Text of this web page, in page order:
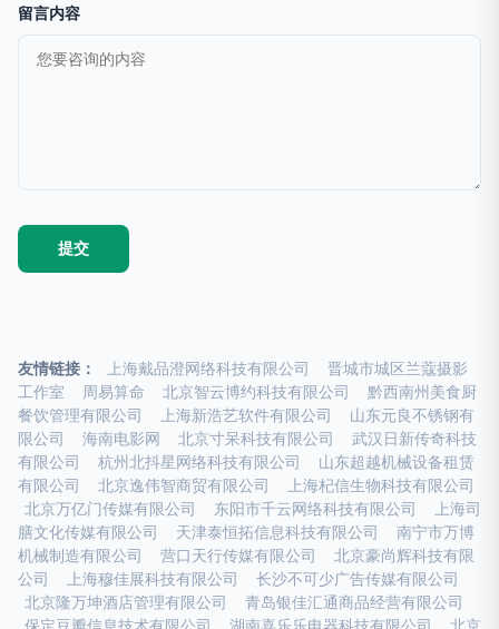
留言内容
友情链接： 上海戴品澄网络科技有限公司
晋城市城区兰蔻摄影
工作室
周易算命 北京智云博约科技有限公司
黔西南州美食厨
餐饮管理有限公司
上海新浩艺软件有限公司
山东元良不锈钢有
限公司
海南电影网 北京寸呆科技有限公司
武汉日新传奇科技
有限公司
杭州北抖星网络科技有限公司
山东超越机械设备租赁
有限公司
北京逸伟智商贸有限公司
上海杞信生物科技有限公司
北京万亿门传媒有限公司
东阳市千云网络科技有限公司
上海司
膳文化传媒有限公司
天津泰恒拓信息科技有限公司
南宁市万博
机械制造有限公司
营口天行传媒有限公司
北京豪尚辉科技有限
公司
上海穆佳展科技有限公司
长沙不可少广告传媒有限公司
北京隆万坤酒店管理有限公司
青岛银佳汇通商品经营有限公司